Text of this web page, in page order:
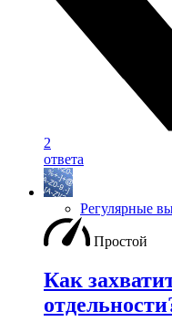
2
ответа
Регулярные
Простой
Как